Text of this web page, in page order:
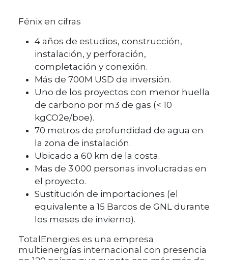
Fénix en cifras
4 años de estudios, construcción,
instalación, y perforación,
completación y conexión.
Más de 700M USD de inversión.
Uno de los proyectos con menor huella
de carbono por m3 de gas (< 10
kgCO2e/boe).
70 metros de profundidad de agua en
la zona de instalación.
Ubicado a 60 km de la costa.
Mas de 3.000 personas involucradas en
el proyecto.
Sustitución de importaciones (el
equivalente a 15 Barcos de GNL durante
los meses de invierno).
TotalEnergies es una empresa
multienergías internacional con presencia